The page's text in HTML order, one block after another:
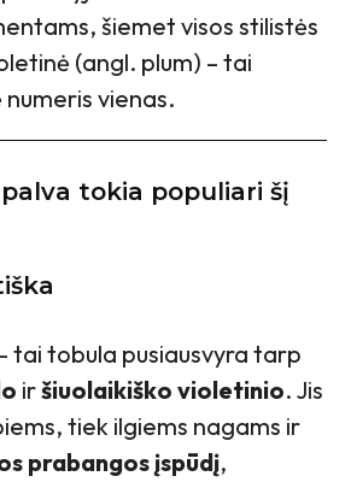
šiemet visos stilistės
(angl. plum) – tai
vienas.
tokia populiari šį
tai tobula pusiausvyra tarp
iršiuolaikiško violetinio. Jis
tiek ilgiems nagams ir
prabangos įspūdį,